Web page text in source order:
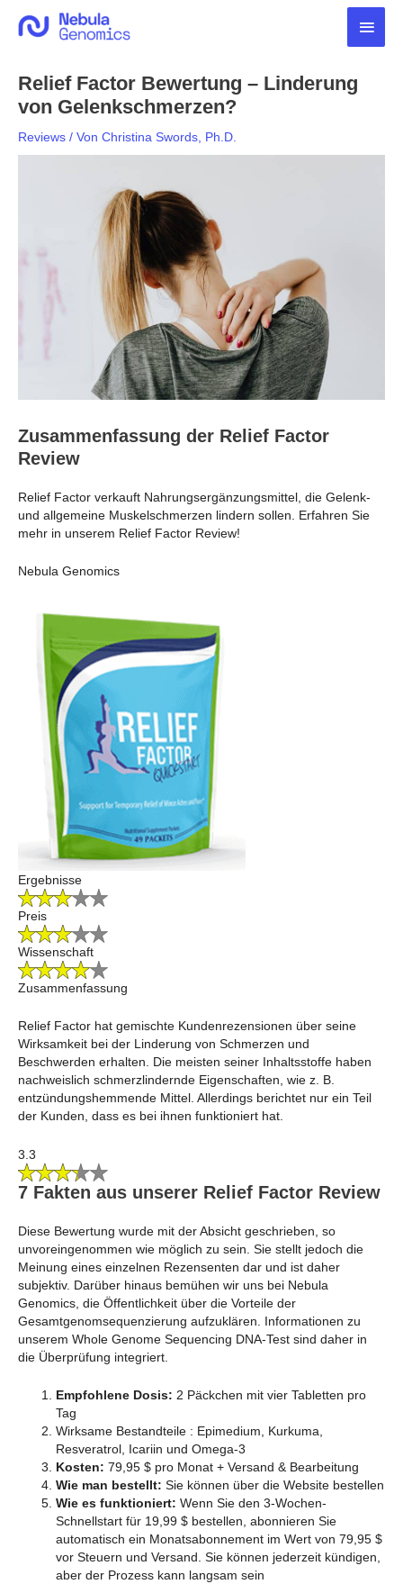
Inhalt
Relief Factor Bewertung – Linderung
von Gelenkschmerzen?
Reviews / Von Christina Swords, Ph.D.
Zusammenfassung der Relief Factor
Review
Relief Factor verkauft Nahrungsergänzungsmittel, die Gelenk-
und allgemeine Muskelschmerzen lindern sollen. Erfahren Sie
mehr in unserem Relief Factor Review!
Nebula Genomics
Ergebnisse
Preis
Wissenschaft
Zusammenfassung
Relief Factor hat gemischte Kundenrezensionen über seine
Wirksamkeit bei der Linderung von Schmerzen und
Beschwerden erhalten. Die meisten seiner Inhaltsstoffe haben
nachweislich schmerzlindernde Eigenschaften, wie z. B.
entzündungshemmende Mittel. Allerdings berichtet nur ein Teil
der Kunden, dass es bei ihnen funktioniert hat.
3.3
7 Fakten aus unserer Relief Factor Review
Diese Bewertung wurde mit der Absicht geschrieben, so
unvoreingenommen wie möglich zu sein. Sie stellt jedoch die
Meinung eines einzelnen Rezensenten dar und ist daher
subjektiv. Darüber hinaus bemühen wir uns bei Nebula
Genomics, die Öffentlichkeit über die Vorteile der
Gesamtgenomsequenzierung aufzuklären. Informationen zu
unserem Whole Genome Sequencing DNA-Test sind daher in
die Überprüfung integriert.
Empfohlene Dosis: 2 Päckchen mit vier Tabletten pro
Tag
Wirksame Bestandteile : Epimedium, Kurkuma,
Resveratrol, Icariin und Omega-3
Kosten: 79,95 $ pro Monat + Versand & Bearbeitung
Wie man bestellt: Sie können über die Website bestellen
Wie es funktioniert: Wenn Sie den 3-Wochen-
Schnellstart für 19,99 $ bestellen, abonnieren Sie
automatisch ein Monatsabonnement im Wert von 79,95 $
vor Steuern und Versand. Sie können jederzeit kündigen,
aber der Prozess kann langsam sein